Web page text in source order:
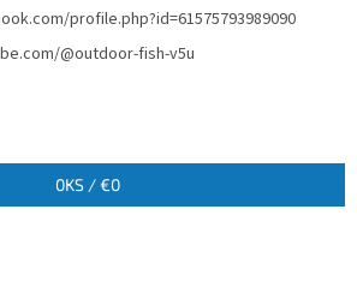
profile.php?id=61575793989090
@outdoor-fish-v5u
0KS /€0